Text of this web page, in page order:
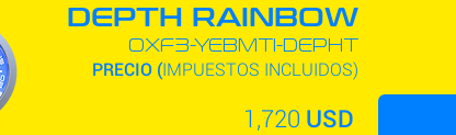
OXF3-YEBMTI-DEPHT
DEPTH RAINBOW
PRECIO (IMPUESTOS INCLUIDOS)
1,720 USD